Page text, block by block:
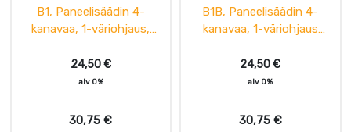
B1, Paneelisäädin 4-
kanavaa, 1-väriohjaus,
24,50€
alv 0%
30,75 €
B1B, Paneelisäädin 4-
kanavaa, 1-väriohjaus
24,50€
alv 0%
30,75€